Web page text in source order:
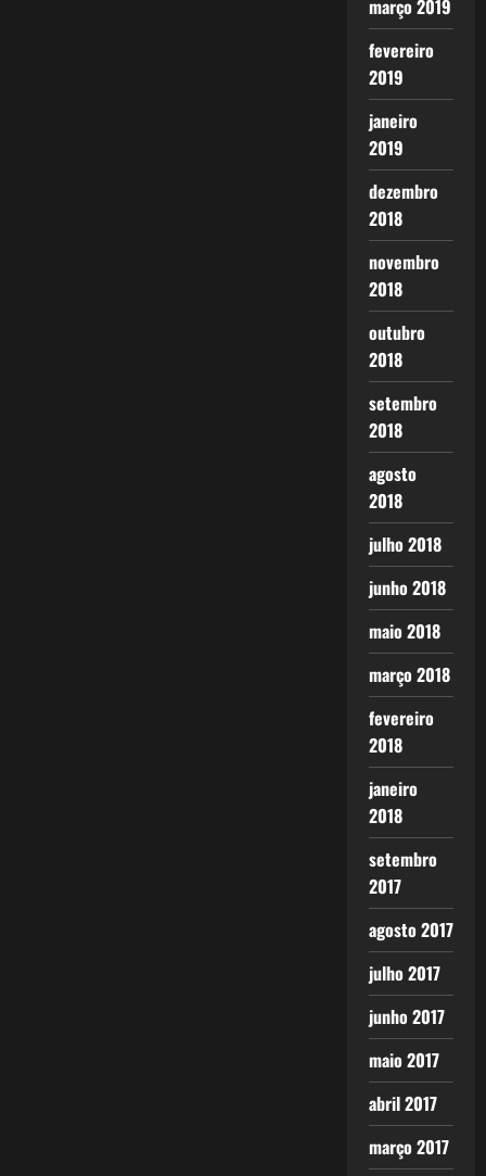
março 2019
fevereiro
2019
janeiro
2019
dezembro
2018
novembro
2018
outubro
2018
setembro
2018
agosto
2018
julho 2018
junho 2018
maio 2018
março 2018
fevereiro
2018
janeiro
2018
setembro
2017
agosto 2017
julho 2017
junho 2017
maio 2017
abril 2017
março 2017